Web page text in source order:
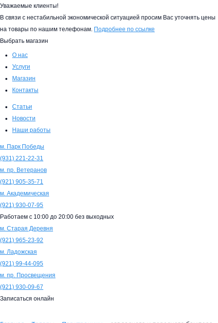
Уважаемые клиенты!
В связи с нестабильной экономической ситуацией просим Вас уточнять цены
на товары по нашим телефонам. Подробнее по ссылке
Выбрать магазин
О нас
Услуги
Магазин
Контакты
Статьи
Новости
Наши работы
м. Парк Победы
(931) 221-22-31
м. пр. Ветеранов
(921) 905-35-71
м. Академическая
(921) 930-07-95
Работаем с 10:00 до 20:00 без выходных
м. Старая Деревня
(921) 965-23-92
м. Ладожская
(921) 99-44-095
м. пр. Просвещения
(921) 930-09-67
Записаться онлайн